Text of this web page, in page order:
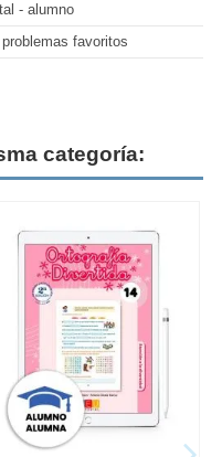
- alumno
problemas favoritos
categoría: